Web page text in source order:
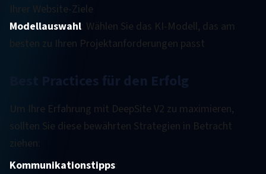
Ihrer Website-Ziele
Modellauswahl: Wählen Sie das KI-Modell, das am
besten zu Ihren Projektanforderungen passt
Best Practices für den Erfolg
Um Ihre Erfahrung mit DeepSite V2 zu maximieren,
sollten Sie diese bewährten Strategien in Betracht
ziehen:
Kommunikationstipps: